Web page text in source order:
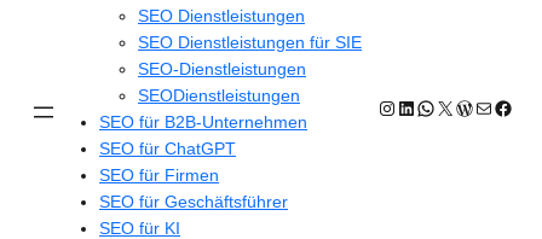
SEO Dienstleistungen
SEO Dienstleistungen für SIE
SEO-Dienstleistungen
SEODienstleistungen
SEO für B2B-Unternehmen
SEO für ChatGPT
SEO für Firmen
SEO für Geschäftsführer
SEO für KI
Instagram
LinkedIn
WhatsApp
X E-Mail